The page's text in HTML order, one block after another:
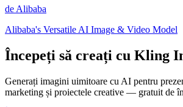
de Alibaba
Alibaba's Versatile AI Image & Video Model
Începeți să creați cu Kling
Generați imagini uimitoare cu AI pentru
marketing și proiectele creative — gratuit de